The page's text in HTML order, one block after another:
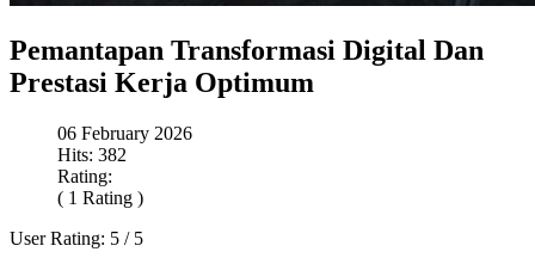
Pemantapan Transformasi Digital Dan
Prestasi Kerja Optimum
06 February 2026
Hits: 382
Rating:
( 1 Rating )
User Rating: 5 / 5